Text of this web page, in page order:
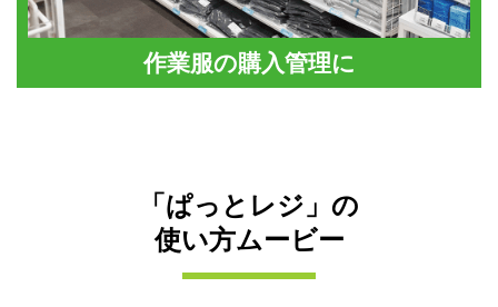
作業服の購入管理に
「ぱっとレジ」の
使い方ムービー